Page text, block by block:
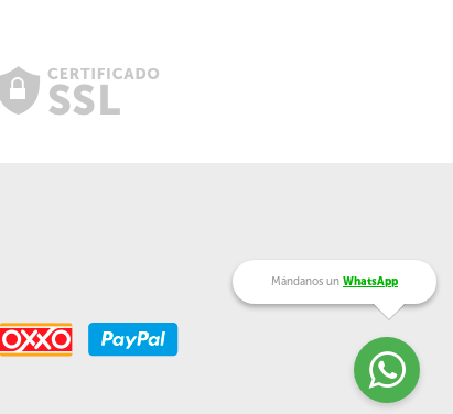
Mándanos un WhatsApp